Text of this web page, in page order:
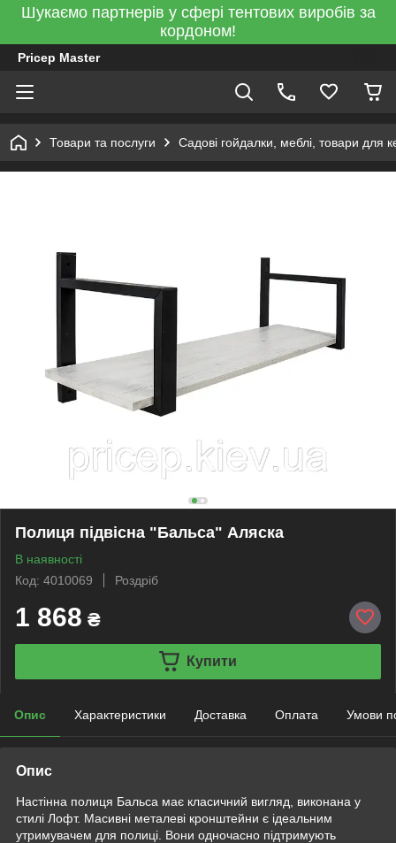
Шукаємо партнерів у сфері тентових виробів за
кордоном!
Pricep Master
Товари та послуги Садові гойдалки, меблі, товари для
Полиця підвісна "Бальса" Аляска
В наявності
Код: 4010069
Роздріб
1 868 ₴
Купити
Опис Характеристики Доставка Оплата Умови
Опис
Настінна полиця Бальса має класичний вигляд, виконана у
стилі Лофт. Масивні металеві кронштейни є ідеальним
утримувачем для полиці. Вони одночасно підтримують